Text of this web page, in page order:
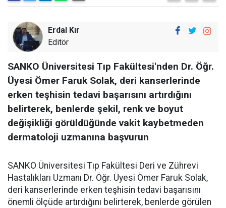
Erdal Kır
Editör
SANKO Üniversitesi Tıp Fakültesi'nden Dr. Öğr.
Üyesi Ömer Faruk Solak, deri kanserlerinde
erken teşhisin tedavi başarısını artırdığını
belirterek, benlerde şekil, renk ve boyut
değişikliği görüldüğünde vakit kaybetmeden
dermatoloji uzmanına başvurun
SANKO Üniversitesi Tıp Fakültesi Deri ve Zührevi
Hastalıkları Uzmanı Dr. Öğr. Üyesi Ömer Faruk Solak,
deri kanserlerinde erken teşhisin tedavi başarısını
önemli ölçüde artırdığını belirterek, benlerde görülen